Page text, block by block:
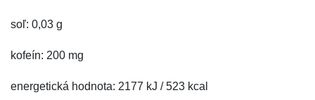
soľ: 0,03 g
kofeín: 200 mg
energetická hodnota: 2177 kJ / 523 kcal